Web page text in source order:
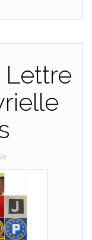
Lettre